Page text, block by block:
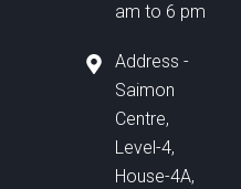
am to 6 pm
Address -
Saimon
Centre,
Level-4,
House-4A,